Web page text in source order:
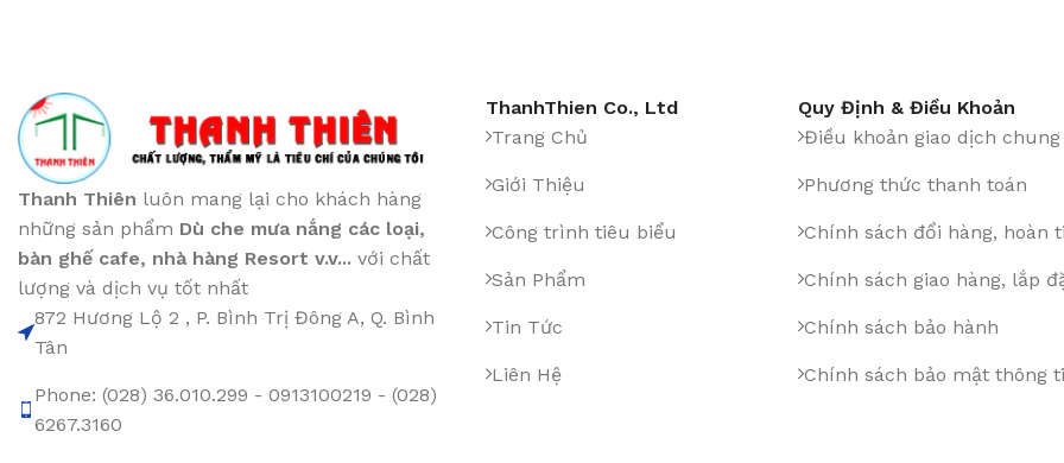
Thanh Thiên luôn mang lại cho khách hàng
những sản phẩm Dù che mưa nắng các loại,
bàn ghế cafe, nhà hàng Resort v.v... với chất
lượng và dịch vụ tốt nhất
872 Hương Lộ 2 , P. Bình Trị Đông A, Q. Bình
Tân
Phone: (028) 36.010.299 - 0913100219 - (028)
6267.3160
ThanhThien Co., Ltd
Trang Chủ
Giới Thiệu
Công trình tiêu biểu
Sản Phẩm
Tin Tức
Liên Hệ
Quy Định & Điều Khoản
Điều khoản giao dịch chung
Phương thức thanh toán
Chính sách đổi hàng, hoàn
Chính sách giao hàng, lắp
Chính sách bảo hành
Chính sách bảo mật thông